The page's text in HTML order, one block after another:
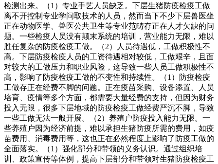
检测出来。（1）专业手艺人员缺乏。下层生猪防疫检疫工做
离不开控制专业学问取技术的人员，然而当下不少下层兽医坐
正在动物医学、兽医公共卫生等专业范畴存正在人才欠缺的问
题。一些检疫人员没有颠末系统的培训，营业能力无限，难以
胜任复杂的防疫检疫工做。（2）人员待遇低，工做积极性不
高。下层防疫检疫人员的工资待遇相对较低，工做艰辛，且面
对较大的工做压力和职业风险，这导致一些人员工做积极性不
高，影响了防疫检疫工做的不变性和持续性。（1）防疫检疫
工做存正在经费不脚的问题。正在疫苗采购、设备添置、人员
培育、疫情等多个方面，都需要大量经费的支持，但因为财务
投入无限，很多下层地域的防疫检疫工做经费严沉不脚，导致
一些工做无法一般开展。（2）养殖户防疫投入能力无限。一
些养殖户因为经济前提，难以承担生猪防疫所需的费用，如疫
苗费用、消毒费用等，这也正在必然程度上影响了防疫工做的
全面落实。（1）强化部分和带领的义务认识。通过组织培
训、政策宣传等体例，提高下层部分和带领对生猪防疫检疫工